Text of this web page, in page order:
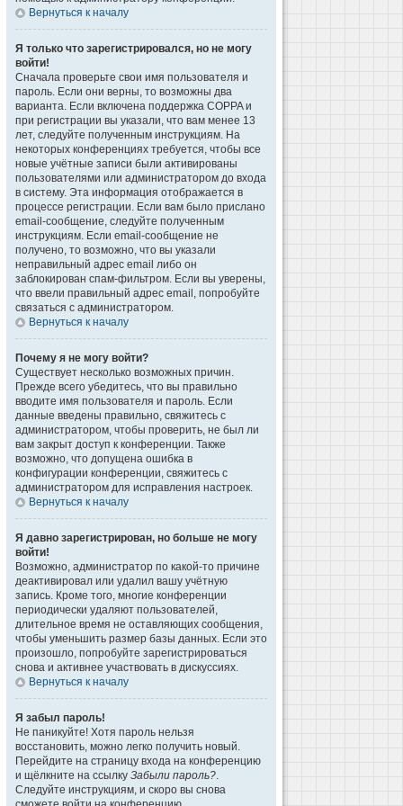
Вернуться к началу
Я только что зарегистрировался, но не могу
войти!
Сначала проверьте свои имя пользователя и
пароль. Если они верны, то возможны два
варианта. Если включена поддержка COPPA и
при регистрации вы указали, что вам менее 13
лет, следуйте полученным инструкциям. На
некоторых конференциях требуется, чтобы все
новые учётные записи были активированы
пользователями или администратором до входа
в систему. Эта информация отображается в
процессе регистрации. Если вам было прислано
email-сообщение, следуйте полученным
инструкциям. Если email-сообщение не
получено, то возможно, что вы указали
неправильный адрес email либо он
заблокирован спам-фильтром. Если вы уверены,
что ввели правильный адрес email, попробуйте
связаться с администратором.
Вернуться к началу
Почему я не могу войти?
Существует несколько возможных причин.
Прежде всего убедитесь, что вы правильно
вводите имя пользователя и пароль. Если
данные введены правильно, свяжитесь с
администратором, чтобы проверить, не был ли
вам закрыт доступ к конференции. Также
возможно, что допущена ошибка в
конфигурации конференции, свяжитесь с
администратором для исправления настроек.
Вернуться к началу
Я давно зарегистрирован, но больше не могу
войти!
Возможно, администратор по какой-то причине
деактивировал или удалил вашу учётную
запись. Кроме того, многие конференции
периодически удаляют пользователей,
длительное время не оставляющих сообщения,
чтобы уменьшить размер базы данных. Если это
произошло, попробуйте зарегистрироваться
снова и активнее участвовать в дискуссиях.
Вернуться к началу
Я забыл пароль!
Не паникуйте! Хотя пароль нельзя
восстановить, можно легко получить новый.
Перейдите на страницу входа на конференцию
и щёлкните на ссылку Забыли пароль?.
Следуйте инструкциям, и скоро вы снова